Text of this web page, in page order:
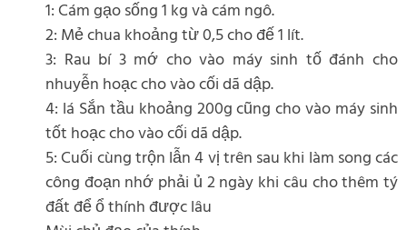
1: Cám gạo sống 1 kg và cám ngô.
2: Mẻ chua khoảng từ 0,5 cho đế 1 lít.
3: Rau bí 3 mớ cho vào máy sinh tố đánh cho
nhuyễn hoạc cho vào cối dã dập.
4: lá Sắn tầu khoảng 200g cũng cho vào máy sinh
tốt hoạc cho vào cối dã dập.
5: Cuối cùng trộn lẫn 4 vị trên sau khi làm song các
công đoạn nhớ phải ủ 2 ngày khi câu cho thêm tý
đất để ổ thính được lâu